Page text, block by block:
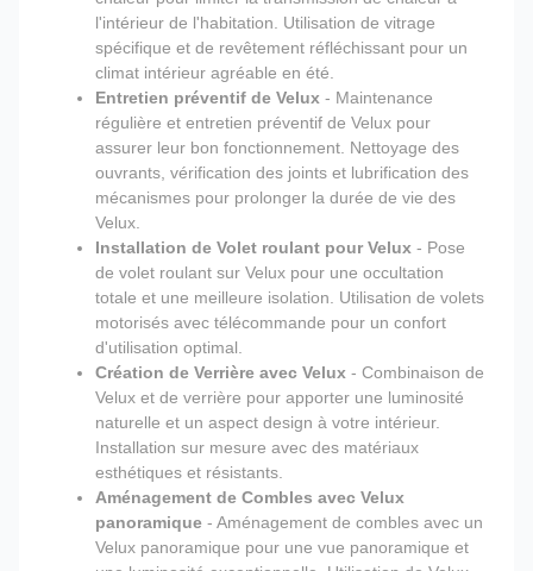
l'intérieur de l'habitation. Utilisation de vitrage
spécifique et de revêtement réfléchissant pour un
climat intérieur agréable en été.
Entretien préventif de Velux - Maintenance
régulière et entretien préventif de Velux pour
assurer leur bon fonctionnement. Nettoyage des
ouvrants, vérification des joints et lubrification des
mécanismes pour prolonger la durée de vie des
Velux.
Installation de Volet roulant pour Velux - Pose
de volet roulant sur Velux pour une occultation
totale et une meilleure isolation. Utilisation de volets
motorisés avec télécommande pour un confort
d'utilisation optimal.
Création de Verrière avec Velux - Combinaison de
Velux et de verrière pour apporter une luminosité
naturelle et un aspect design à votre intérieur.
Installation sur mesure avec des matériaux
esthétiques et résistants.
Aménagement de Combles avec Velux
panoramique - Aménagement de combles avec un
Velux panoramique pour une vue panoramique et